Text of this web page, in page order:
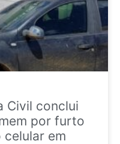
Civil conclui
por furto
celular em